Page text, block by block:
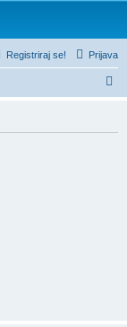
Prijava
Registriraj se!